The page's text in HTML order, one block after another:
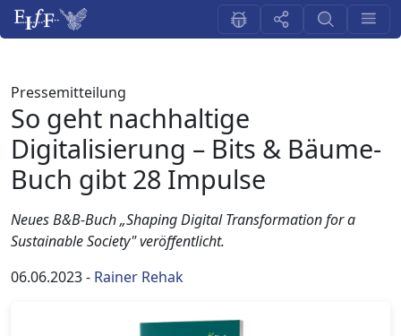
Pressemitteilung
So geht nachhaltige
Digitalisierung – Bits & Bäume-
Buch gibt 28 Impulse
Neues B&B-Buch „Shaping Digital Transformation for a
Sustainable Society" veröffentlicht.
06.06.2023- Rainer Rehak